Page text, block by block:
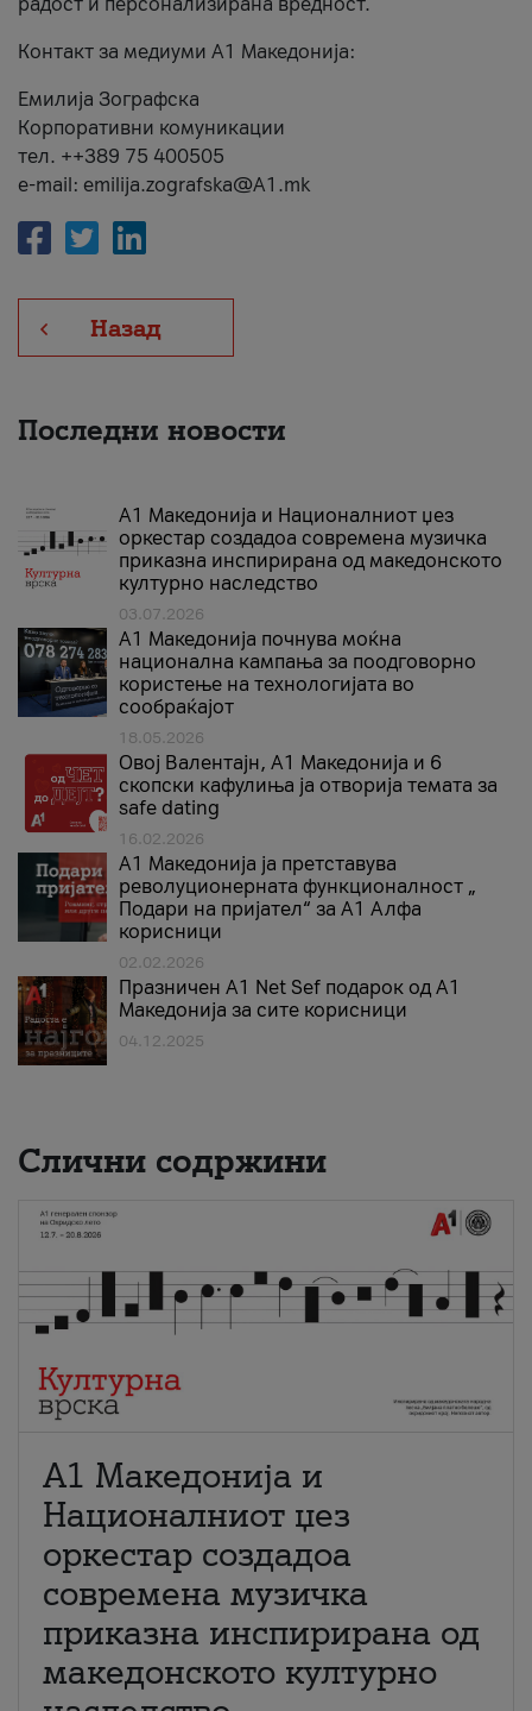
Контакт за медиуми А1 Македонија:
Емилија Зографска
Корпоративни комуникации
тел. ++389 75 400505
e-mail: emilija.zografska@A1.mk
Назад
Последни новости
А1 Македонија и Националниот џез
оркестар создадоа современа музичка
приказна инспирирана од македонското
културно наследство
03.07.2026
A1 Македонија почнува моќна
национална кампања за поодговорно
користење на технологијата во
сообраќајот
18.05.2026
Овој Валентајн, A1 Македонија и 6
скопски кафулиња ја отворија темата за
safe dating
16.02.2026
А1 Македонија ја претставува
револуционерната функционалност „
Подари на пријател“ за А1 Алфа
корисници
02.02.2026
Празничен A1 Net Sеf подарок од А1
Македонија за сите корисници
04.12.2025
Слични содржини
А1 Македонија и
Националниот џез
оркестар создадоа
современа музичка
приказна инспирирана од
македонското културно